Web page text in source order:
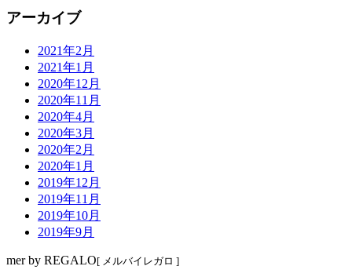
アーカイブ
2021年2月
2021年1月
2020年12月
2020年11月
2020年4月
2020年3月
2020年2月
2020年1月
2019年12月
2019年11月
2019年10月
2019年9月
mer by REGALO[ メルバイレガロ ]